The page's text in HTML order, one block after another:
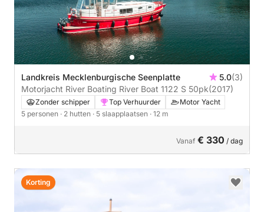
Landkreis Mecklenburgische Seenplatte 5.0(3)
Motorjacht River Boating River Boat 1122 S 50pk(2017)
Zonder schipper Top Verhuurder
Motor Yacht
5 personen · 2 hutten · 5 slaapplaatsen · 12 m
Vanaf € 330 / dag
Korting